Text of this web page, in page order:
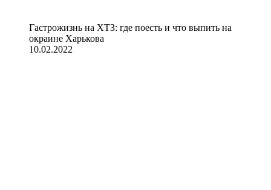
Гастрожизнь на ХТЗ: где поесть и что выпить на
окраине Харькова
10.02.2022